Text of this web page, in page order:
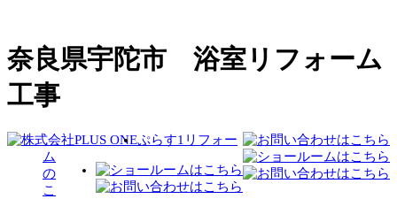
奈良県宇陀市 浴室リフォーム
工事
ぷらす1リフォー
ム
の
こ